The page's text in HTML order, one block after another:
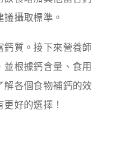
攝取標準。
鈣質。接下來營養師
根據鈣含量、食用
解各個食物補鈣的效
好的選擇！